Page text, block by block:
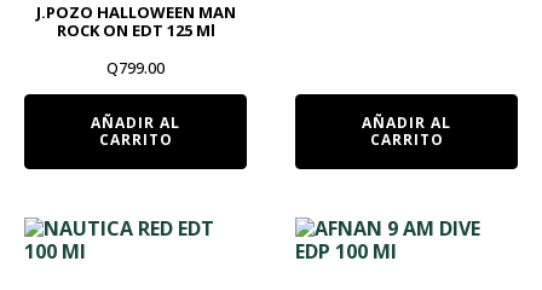
J.POZO HALLOWEEN MAN
ROCK ON EDT 125 Ml
Q799.00
AÑADIR AL
CARRITO
AÑADIR AL
CARRITO